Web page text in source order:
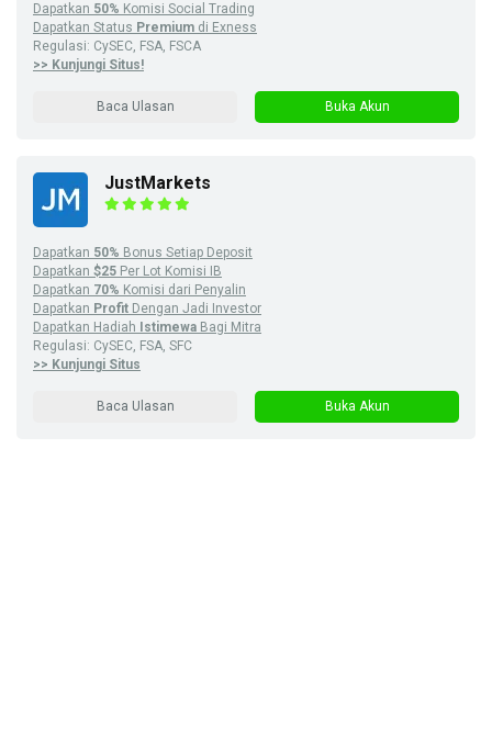
Dapatkan 50% Komisi Social Trading
Dapatkan Status Premium di Exness
Regulasi: CySEC, FSA, FSCA
>> Kunjungi Situs!
Baca Ulasan Buka Akun
JustMarkets
Dapatkan 50% Bonus Setiap Deposit
Dapatkan $25 Per Lot Komisi IB
Dapatkan 70% Komisi dari Penyalin
Dapatkan Profit Dengan Jadi Investor
Dapatkan Hadiah
Istimewa Bagi Mitra
Regulasi: CySEC, FSA, SFC
>> Kunjungi Situs
Baca Ulasan Buka Akun